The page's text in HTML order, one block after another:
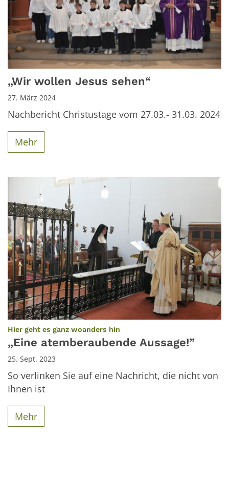
„Wir wollen Jesus sehen“
27. März 2024
Nachbericht Christustage vom 27.03.- 31.03. 2024
Mehr
Hier geht es ganz woanders hin
„Eine atemberaubende Aussage!”
25. Sept. 2023
So verlinken Sie auf eine Nachricht, die nicht von
Ihnen ist
Mehr